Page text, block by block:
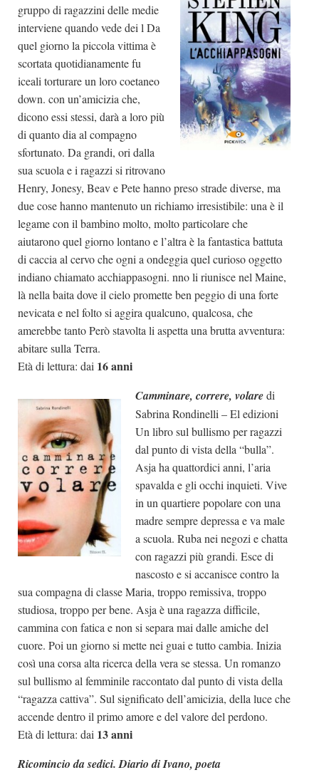
gruppo di ragazzini delle medie
interviene quando vede dei l Da
quel giorno la piccola vittima è
scortata quotidianamente fu
iceali torturare un loro coetaneo
down. con un’amicizia che,
dicono essi stessi, darà a loro più
di quanto dia al compagno
sfortunato. Da grandi, ori dalla
sua scuola e i ragazzi si ritrovano
Henry, Jonesy, Beav e Pete hanno preso strade diverse, ma
due cose hanno mantenuto un richiamo irresistibile: una è il
legame con il bambino molto, molto particolare che
aiutarono quel giorno lontano e l’altra è la fantastica battuta
di caccia al cervo che ogni a ondeggia quel curioso oggetto
indiano chiamato acchiappasogni. nno li riunisce nel Maine,
là nella baita dove il cielo promette ben peggio di una forte
nevicata e nel folto si aggira qualcuno, qualcosa, che
amerebbe tanto Però stavolta li aspetta una brutta avventura:
abitare sulla Terra.
Età di lettura: dai 16 anni
Camminare, correre, volaredi
Sabrina Rondinelli – El edizioni
Un libro sul bullismo per ragazzi
dal punto di vista della “bulla”.
Asja ha quattordici anni, l’aria
spavalda e gli occhi inquieti. Vive
in un quartiere popolare con una
madre sempre depressa e va male
a scuola. Ruba nei negozi e chatta
con ragazzi più grandi. Esce di
nascosto e si accanisce contro la
sua compagna di classe Maria, troppo remissiva, troppo
studiosa, troppo per bene. Asja è una ragazza difficile,
cammina con fatica e non si separa mai dalle amiche del
cuore. Poi un giorno si mette nei guai e tutto cambia. Inizia
così una corsa alta ricerca della vera se stessa. Un romanzo
sul bullismo al femminile raccontato dal punto di vista della
“ragazza cattiva”. Sul significato dell’amicizia, della luce che
accende dentro il primo amore e del valore del perdono.
Età di lettura: dai 13 anni
Ricomincio da sedici. Diario di Ivano, poeta